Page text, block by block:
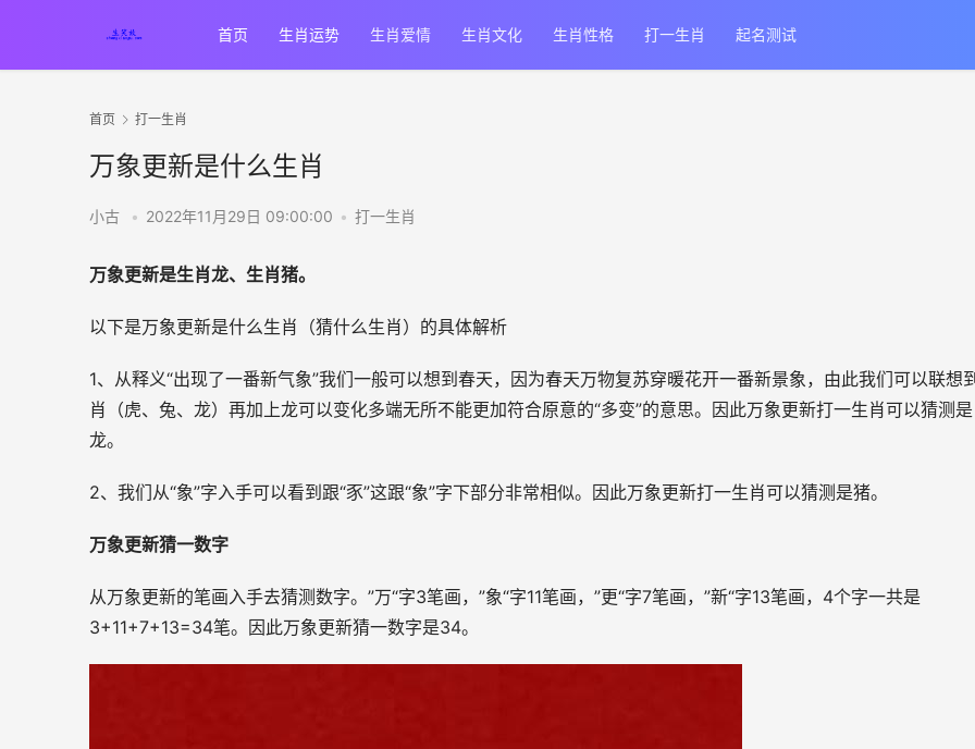
首页 生肖运势 生肖爱情 生肖文化 生肖性格 打一生肖 起名测试
首页 打一生肖
万象更新是什么生肖
小古 • 2022年11月29日 09:00:00 • 打一生肖
万象更新是生肖龙、生肖猪。
以下是万象更新是什么生肖（猜什么生肖）的具体解析
1、从释义“出现了一番新气象”我们一般可以想到春天，因为春天万物复苏穿暖花开一番新景象，由此我们可以联想
肖（虎、兔、龙）再加上龙可以变化多端无所不能更加符合原意的“多变”的意思。因此万象更新打一生肖可以猜测是
龙。
2、我们从“象”字入手可以看到跟“豕”这跟“象”字下部分非常相似。因此万象更新打一生肖可以猜测是猪。
万象更新猜一数字
从万象更新的笔画入手去猜测数字。”万“字3笔画，”象“字11笔画，”更“字7笔画，”新“字13笔画，4个字一共是
3+11+7+13=34笔。因此万象更新猜一数字是34。